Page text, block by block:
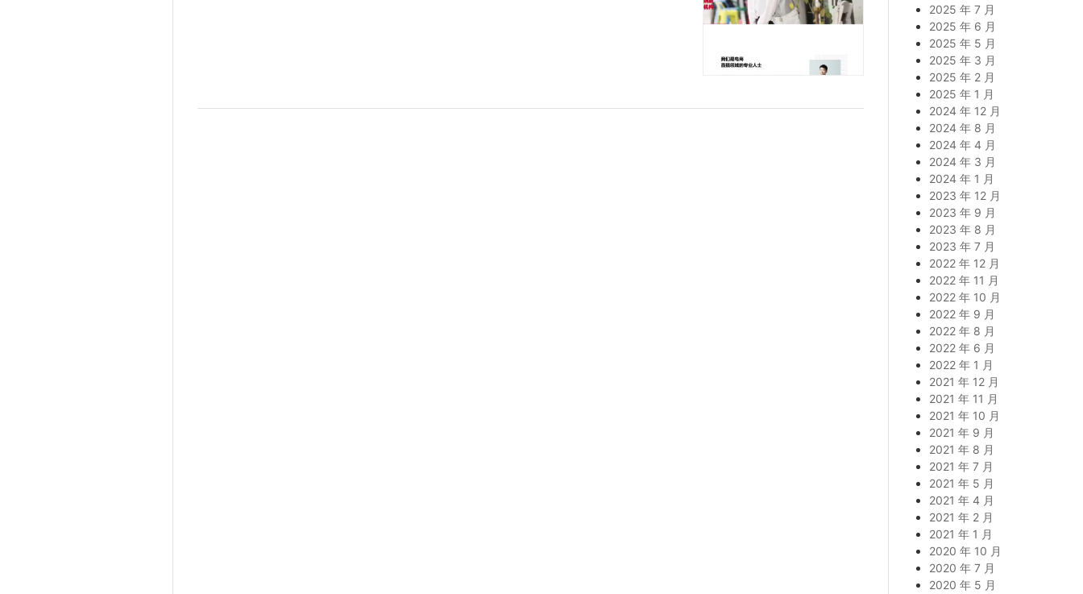
2025 年 7 月
2025 年 6 月
2025 年 5 月
2025 年 3 月
2025 年 2 月
2025 年 1 月
2024 年 12 月
2024 年 8 月
2024 年 4 月
2024 年 3 月
2024 年 1 月
2023 年 12 月
2023 年 9 月
2023 年 8 月
2023 年 7 月
2022 年 12 月
2022 年 11 月
2022 年 10 月
2022 年 9 月
2022 年 8 月
2022 年 6 月
2022 年 1 月
2021 年 12 月
2021 年 11 月
2021 年 10 月
2021 年 9 月
2021 年 8 月
2021 年 7 月
2021 年 5 月
2021 年 4 月
2021 年 2 月
2021 年 1 月
2020 年 10 月
2020 年 7 月
2020 年 5 月